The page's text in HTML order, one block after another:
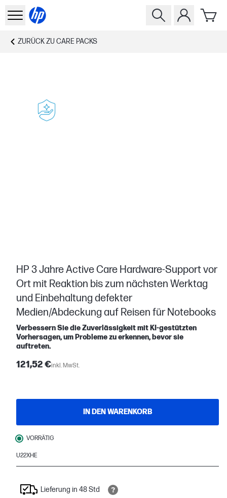
ZURÜCK ZU CARE PACKS
HP 3 Jahre Active Care Hardware-Support vor
Ort mit Reaktion bis zum nächsten Werktag
und Einbehaltung defekter
Medien/Abdeckung auf Reisen für Notebooks
Verbessern Sie die Zuverlässigkeit mit KI-gestützten
Vorhersagen, um Probleme zu erkennen, bevor sie
auftreten.
121,52 €inkl. MwSt.
IN DEN WARENKORB
VORRÄTIG
U22XHE
Lieferung in 48 Std